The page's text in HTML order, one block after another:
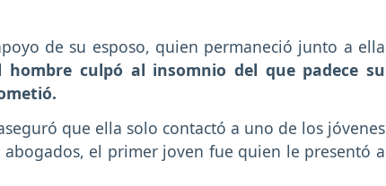
de su esposo, quien permaneció junto a ella
hombre culpó al insomnio del que padece su
que ella solo contactó a uno de los jóvenes
abogados, el primer joven fue quien le presentó a